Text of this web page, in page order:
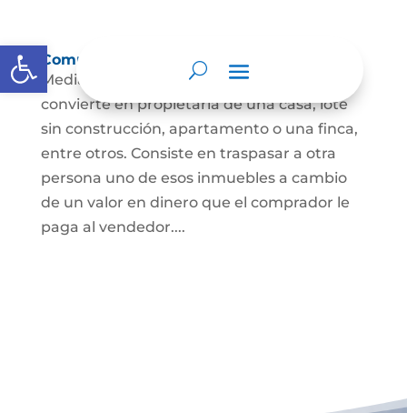
Abrir barra de herramientas
Compraventa de inmuebles
Mediante este contrato, una persona se
convierte en propietaria de una casa, lote
sin construcción, apartamento o una finca,
entre otros. Consiste en traspasar a otra
persona uno de esos inmuebles a cambio
de un valor en dinero que el comprador le
paga al vendedor....